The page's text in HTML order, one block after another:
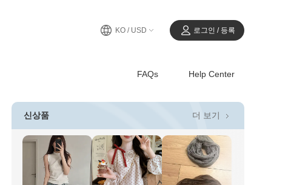
KO / USD 로그인 / 등록
FAQs Help Center
신상품 더 보기 